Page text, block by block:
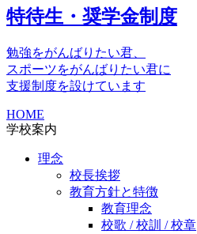
特待生・奨学金制度
勉強をがんばりたい君、
スポーツをがんばりたい君に
支援制度を設けています
HOME
学校案内
理念
校長挨拶
教育方針と特徴
教育理念
校歌 / 校訓 / 校章